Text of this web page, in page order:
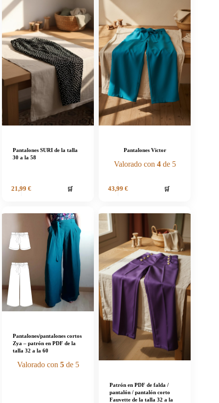
Pantalones SURI de la talla
30 a la 58
21,99 € 🛒
Pantalones Victor
Valorado con 4de 5
43,99 € 🛒
Pantalones/pantalones cortos
Zya – patrón en PDF de la
talla 32 a la 60
Valorado con 5de 5
Patrón en PDF de falda /
pantalón / pantalón corto
Fauvette de la talla 32 a la